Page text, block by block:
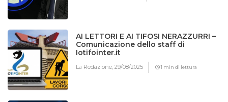
AI LETTORI E AI TIFOSI NERAZZURRI –
Comunicazione dello staff di
Iotifointer.it
La Redazione,29/08/2025 1 min di lettura